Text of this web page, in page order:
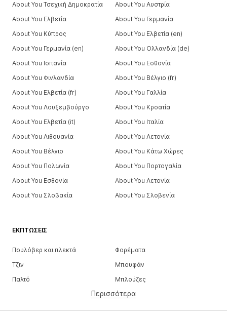
ΕΚΠΤΏΣΕΙΣ
Πουλόβερ και πλεκτά
Φορέματα
Τζιν
Μπουφάν
Παλτό
Μπλούζες
Εσώρουχα
Φούστες
Πουκάμισα και τουνίκ
Περισσότερα
About You Τσεχική Δημοκρατία
About You Αυστρία
About You Ελβετία
About You Γερμανία
About You Κύπρος
About You Ελβετία (en)
About You Γερμανία (en)
About You Ολλανδία (de)
About You Ισπανία
About You Εσθονία
About You Φινλανδία
About You Βέλγιο (fr)
About You Ελβετία (fr)
About You Γαλλία
About You Λουξεμβούργο
About You Κροατία
About You Ελβετία (it)
About You Ιταλία
About You Λιθουανία
About You Λετονία
About You Βέλγιο
About You Κάτω Χώρες
About You Πολωνία
About You Πορτογαλία
About You Εσθονία
About You Λετονία
About You Σλοβακία
About You Σλοβενία